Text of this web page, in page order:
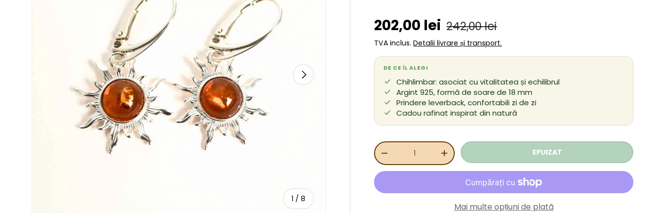
1 /de
8
URMĂTORUL
Preț de vânzare
202,00 lei Preț obișnuit
242,00 lei
TVA inclus.Detalii livrare și transport.
DE CE ÎL ALEGI
Chihlimbar: asociat cu vitalitatea și echilibrul
Argint 925, formă de soare de 18 mm
Prindere leverback, confortabili zi de zi
Cadou rafinat inspirat din natură
Cant.
REDUCEȚI CANTITATEAMĂRIȚI CANTITATEA EPUIZAT
Mai multe opțiuni de plată